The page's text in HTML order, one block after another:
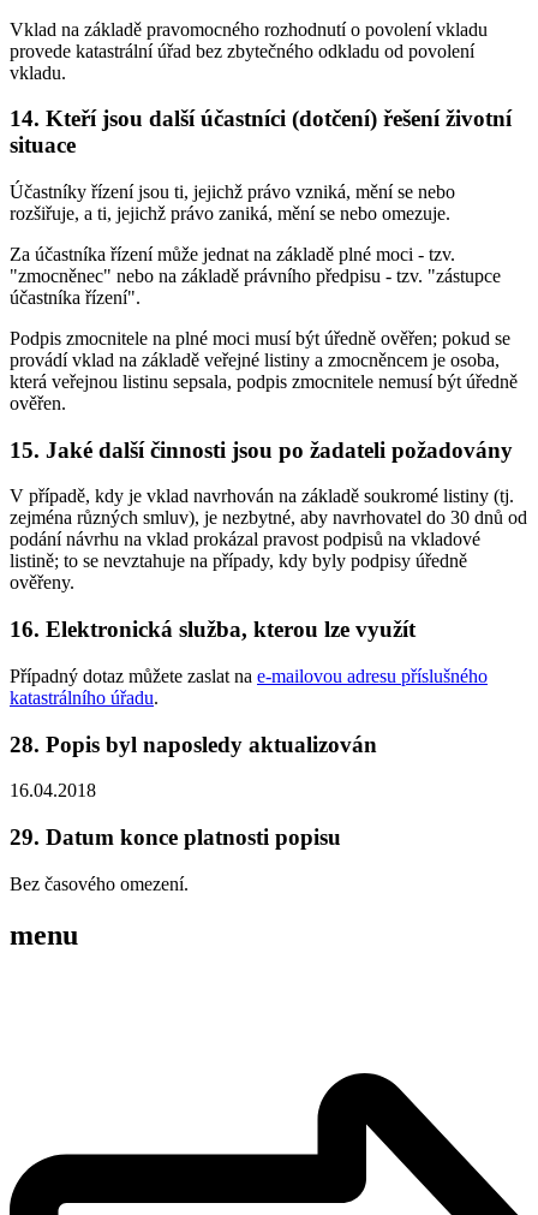
Vklad na základě pravomocného rozhodnutí o povolení vkladu
provede katastrální úřad bez zbytečného odkladu od povolení
vkladu.
14. Kteří jsou další účastníci (dotčení) řešení životní
situace
Účastníky řízení jsou ti, jejichž právo vzniká, mění se nebo
rozšiřuje, a ti, jejichž právo zaniká, mění se nebo omezuje.
Za účastníka řízení může jednat na základě plné moci - tzv.
"zmocněnec" nebo na základě právního předpisu - tzv. "zástupce
účastníka řízení".
Podpis zmocnitele na plné moci musí být úředně ověřen; pokud se
provádí vklad na základě veřejné listiny a zmocněncem je osoba,
která veřejnou listinu sepsala, podpis zmocnitele nemusí být úředně
ověřen.
15. Jaké další činnosti jsou po žadateli požadovány
V případě, kdy je vklad navrhován na základě soukromé listiny (tj.
zejména různých smluv), je nezbytné, aby navrhovatel do 30 dnů od
podání návrhu na vklad prokázal pravost podpisů na vkladové
listině; to se nevztahuje na případy, kdy byly podpisy úředně
ověřeny.
16. Elektronická služba, kterou lze využít
Případný dotaz můžete zaslat na e-mailovou adresu příslušného
katastrálního úřadu.
28. Popis byl naposledy aktualizován
16.04.2018
29. Datum konce platnosti popisu
Bez časového omezení.
menu